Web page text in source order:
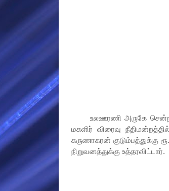
உலஊரணி அருகே
மகளிர் விரைவு
கருணாகரன் குடும்பத்துக்கு
நிறுவனத்துக்கு உத்தரவிட்டார்.